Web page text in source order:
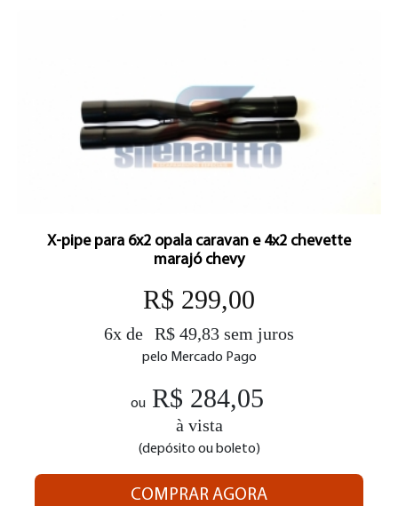
X-pipe para 6x2 opala caravan e 4x2 chevette
marajó chevy
R$ 299,00
6x de R$ 49,83 sem juros
pelo Mercado Pago
ou R$ 284,05
à vista
(depósito ou boleto)
COMPRAR AGORA